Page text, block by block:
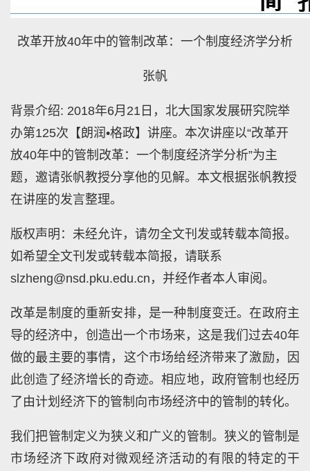
改革开放40年中的管制改革：一个制度经济学分析
张帆
背景介绍: 2018年6月21日，北大国家发展研究院举
办第125次【朗润•格政】讲座。本次讲座以“改革开
放40年中的管制改革：一个制度经济学分析”为主
题，邀请张帆教授分享他的见解。本文根据张帆教授
在讲座的发言整理。
版权声明：未经允许，请勿全文刊发或转载本简报。
如希望全文刊发或转载本简报，请联系
slzheng@nsd.pku.edu.cn，并经作者本人审阅。
改革是制度的重新安排，是一种制度变迁。在政府主
导的经济中，创造出一个市场来，这是我们过去40年
做的最主要的事情，这个市场给经济带来了激励，因
此创造了经济增长的奇迹。相应地，政府管制也经历
了由计划经济下的管制向市场经济中的管制的转化。
我们把管制定义为狭义和广义的管制。狭义的管制是
市场经济下政府对微观经济活动的有限的特定的干